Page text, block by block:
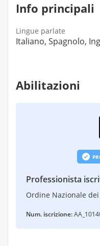
Info principali
Lingue parlate
Italiano, Spagnolo,
Abilitazioni
Professionista
Ordine Nazionale dei
Num. iscrizione: